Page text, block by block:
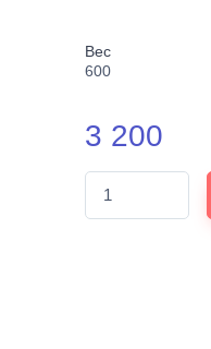
Вес
600
3 200